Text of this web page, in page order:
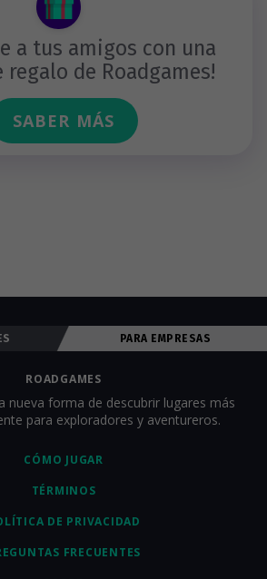
a tus amigos con una
de Roadgames!
SABER MÁS
PARA EMPRESAS
CÓMO JUGAR
TÉRMINOS
DE PRIVACIDAD
FRECUENTES
ROADGAMES
nueva forma de descubrir lugares más
para exploradores y aventureros.